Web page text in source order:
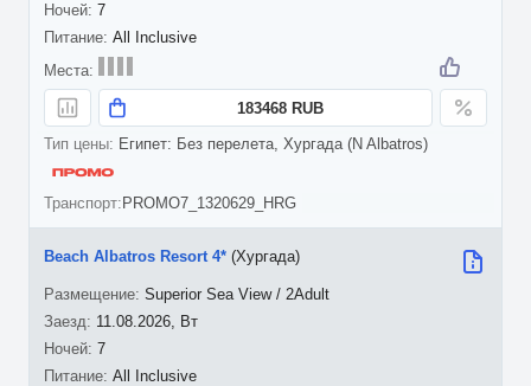
7
All Inclusive
183468 RUB
Египет: Без перелета, Хургада (N Albatros)
PROMO7_1320629_HRG
11.08.2026, Вт
7
Beach Albatros Resort 4* (Хургада)
Superior Sea View / 2Adult
All Inclusive